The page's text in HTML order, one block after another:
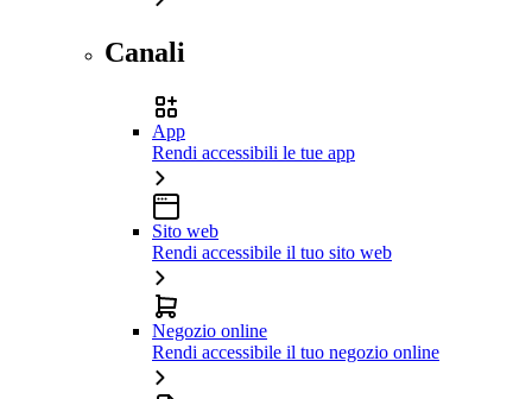
Canali
App
Rendi accessibili le tue app
Sito web
Rendi accessibile il tuo sito web
Negozio online
Rendi accessibile il tuo negozio online